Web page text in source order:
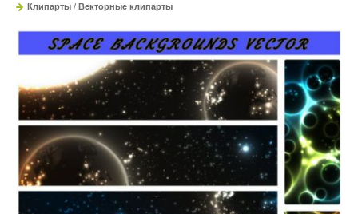
Клипарты / Векторные клипарты